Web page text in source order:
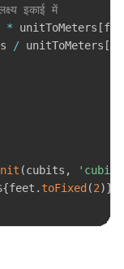
इकाई में
* unitToMeters [
/ unitToMeters [
(cubits , 'cubit'
feet . toFixed (2)}